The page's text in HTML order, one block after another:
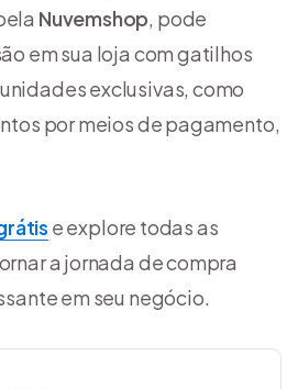
Nuvemshop, pode
em sua loja com gatilhos
exclusivas, como
por meios de pagamento,
e explore todas as
a jornada de compra
em seu negócio.